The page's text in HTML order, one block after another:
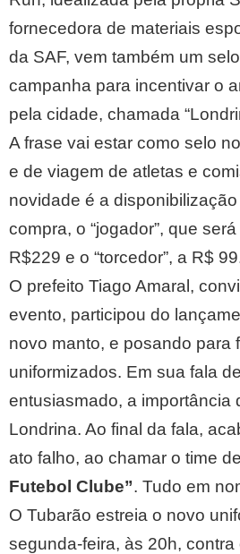
fornecedora de materiais
da SAF, vem também um
campanha para incentivar o
pela cidade, chamada
A frase vai estar como selo
e de viagem de atletas e
novidade é a
compra, o “jogador”, que
R$229 e o “torcedor”, a R$
O prefeito Tiago Amaral,
evento, participou do
novo manto, e posando para
uniformizados. Em sua fala
entusiasmado, a importância
Londrina. Ao final da fala,
ato falho, ao chamar o time de
Futebol Clube”. Tudo em
O Tubarão estreia o novo
segunda-feira, às 20h, contra